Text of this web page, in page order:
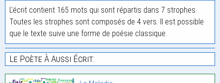
L'écrit contient 165 mots qui sont répartis dans 7 strophes.
Toutes les strophes sont composés de 4 vers. Il est possible
que le texte suive une forme de poésie classique.
Le Poète À Aussi Écrit: